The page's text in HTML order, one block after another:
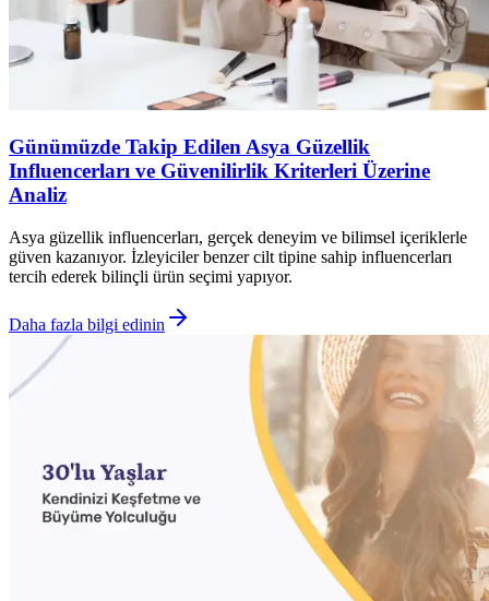
Günümüzde Takip Edilen Asya Güzellik
Influencerları ve Güvenilirlik Kriterleri Üzerine
Analiz
Asya güzellik influencerları, gerçek deneyim ve bilimsel içeriklerle
güven kazanıyor. İzleyiciler benzer cilt tipine sahip influencerları
tercih ederek bilinçli ürün seçimi yapıyor.
Daha fazla bilgi edinin